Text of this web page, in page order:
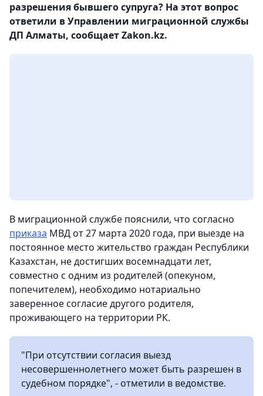
разрешения бывшего супруга? На этот вопрос
ответили в Управлении миграционной службы
ДП Алматы, сообщает Zakon.kz.
В миграционной службе пояснили, что согласно
приказа МВД от 27 марта 2020 года, при выезде на
постоянное место жительство граждан Республики
Казахстан, не достигших восемнадцати лет,
совместно с одним из родителей (опекуном,
попечителем), необходимо нотариально
заверенное согласие другого родителя,
проживающего на территории РК.
"При отсутствии согласия выезд
несовершеннолетнего может быть разрешен в
судебном порядке", - отметили в ведомстве.